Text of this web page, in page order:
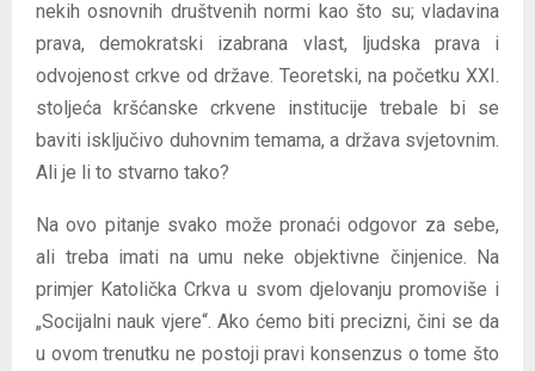
nekih osnovnih društvenih normi kao što su; vladavina
prava, demokratski izabrana vlast, ljudska prava i
odvojenost crkve od države. Teoretski, na početku XXI.
stoljeća kršćanske crkvene institucije trebale bi se
baviti isključivo duhovnim temama, a država svjetovnim.
Ali je li to stvarno tako?
Na ovo pitanje svako može pronaći odgovor za sebe,
ali treba imati na umu neke objektivne činjenice. Na
primjer Katolička Crkva u svom djelovanju promoviše i
„Socijalni nauk vjere“. Ako ćemo biti precizni, čini se da
u ovom trenutku ne postoji pravi konsenzus o tome što